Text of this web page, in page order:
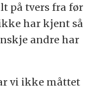
på tvers fra før
har kjent så
andre har
vi ikke måttet